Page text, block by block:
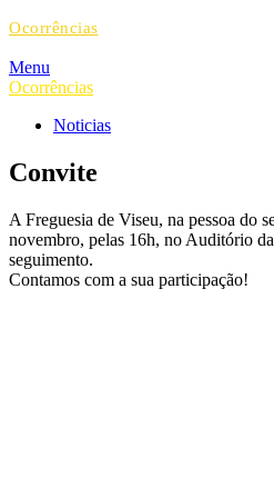
Ocorrências
Menu
Ocorrências
Noticias
Convite
A Freguesia de Viseu, na pessoa do
novembro, pelas 16h, no Auditório
seguimento.
Contamos com a sua participação!